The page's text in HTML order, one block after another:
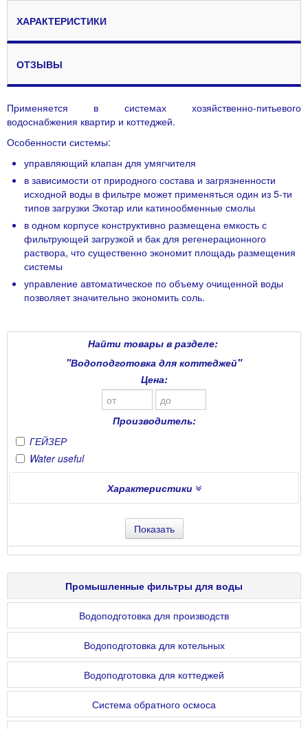
ХАРАКТЕРИСТИКИ
ОТЗЫВЫ
Применяется в системах хозяйственно-питьевого
водоснабжения квартир и коттеджей.
Особенности системы:
управляющий клапан для умягчителя
в зависимости от природного состава и загрязненности
исходной воды в фильтре может применяться один из 5-ти
типов загрузки Экотар или катинообменные смолы
в одном корпусе конструктивно размещена емкость с
фильтрующей загрузкой и бак для регенерационного
раствора, что существенно экономит площадь размещения
системы
управление автоматическое по объему очищенной воды
позволяет значительно экономить соль.
Найти товары в разделе:
"Водоподготовка для коттеджей"
Цена:
Производитель:
ГЕЙЗЕР
Water useful
Характеристики
Производительность( куб.м/ч ):
Рабочее давление( бар ):
Предназначение
Объем( куб.м ):
Производительность фильтра( куб.м/ч ):
Макс. рабочая температура( °C ):
Показать
Промышленные фильтры для воды
Водоподготовка для производств
Водоподготовка для котельных
Водоподготовка для коттеджей
Система обратного осмоса